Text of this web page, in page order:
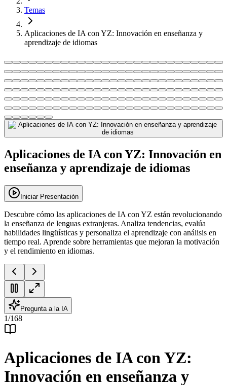
Temas
Aplicaciones de IA con YZ: Innovación en enseñanza y
aprendizaje de idiomas
Aplicaciones de IA con YZ: Innovación en
enseñanza y aprendizaje de idiomas
Iniciar Presentación
Descubre cómo las aplicaciones de IA con YZ están revolucionando
la enseñanza de lenguas extranjeras. Analiza tendencias, evalúa
habilidades lingüísticas y personaliza el aprendizaje con análisis en
tiempo real. Aprende sobre herramientas que mejoran la motivación
y el rendimiento en idiomas.
Pregunta a la IA
1/168
Aplicaciones de IA con YZ:
Innovación en enseñanza y